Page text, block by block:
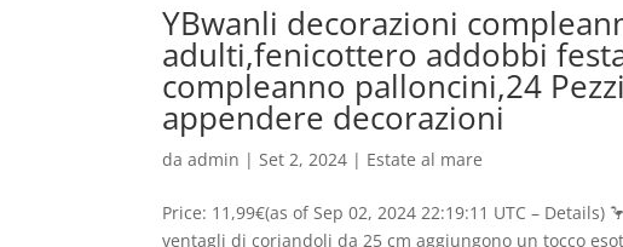
YBwanli decorazioni
adulti,fenicottero addobbi
compleanno palloncini,24
appendere decorazioni
daadmin |Set 2, 2024 | Estate al mare
Price: 11,99€(as of Sep 02, 2024 22:19:11 UTC –
ventagli di coriandoli da 25 cm aggiungono un tocco